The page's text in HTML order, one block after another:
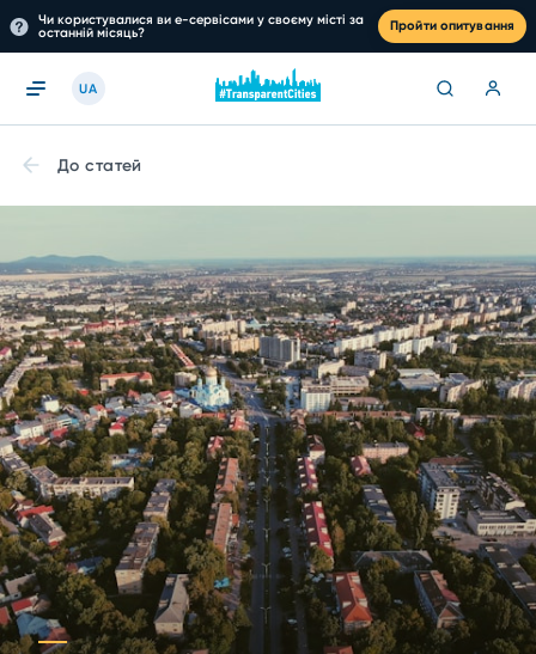
Чи користувалися ви е-сервісами у своєму місті за
останній місяць?
Пройти опитування
UA
До статей